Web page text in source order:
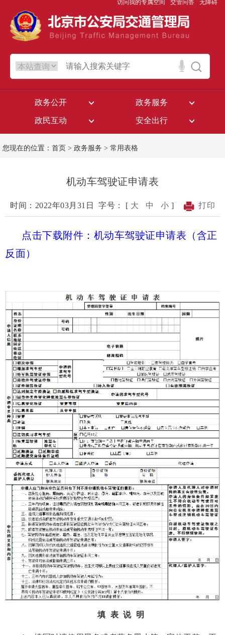
访问我的专属空间 交管问答 无障碍
政务公开 政务服务
政民互动 安全出行
您现在的位置： 首页 > 政务服务 > 常用表格
机动车驾驶证申请表
时间：2022年03月31日 字号： [ 大 中 小 ] 打印
点击下载附件：机动车驾驶证申请表（含正
反面）
填 表 说 明